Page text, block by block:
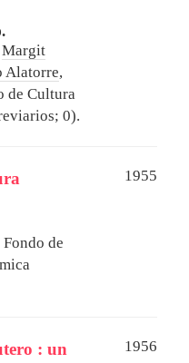
Margit
Alatorre,
de Cultura
0).
1955
de
: un
1956